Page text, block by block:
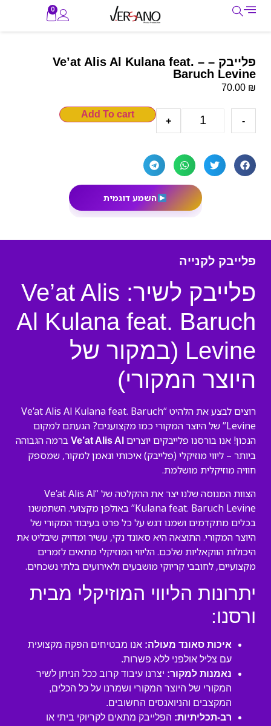
0
פלייבק – – Ve’at Alis Al Kulana feat.
Baruch Levine
70.00 ₪
-
+
Add To cart
השמע דוגמית
פלייבק לקנייה
פלייבק לשיר: Ve’at Alis
Al Kulana feat. Baruch
Levine (במקור של
היוצר המקורי)
רוצים לבצע את הלהיט “Ve’at Alis Al Kulana feat. Baruch
Levine” של היוצר המקורי כמו מקצוענים? הגעתם למקום
הנכון! אנו בורסנו פלייבקים יוצרים Ve’at Alis Al ברמה הגבוהה
ביותר – ליווי מוזיקלי (פלייבק) איכותי ונאמן למקור, שמספק
חוויה מוזיקלית מושלמת.
הצוות המנוסה שלנו יצר את ההקלטה של “Ve’at Alis Al
Kulana feat. Baruch Levine” באולפן מקצועי. השתמשנו
בכלים מתקדמים ושמנו דגש על כל פרט בעיבוד המקורי של
היוצר המקורי. התוצאה היא סאונד נקי, עשיר ומדויק שיבליט את
היכולות הווקאליות שלכם. הליווי המוזיקלי מתאים לזמרים
מקצועיים, לחובבי קריוקי מושבעים ולאירועים בלתי נשכחים.
יתרונות הליווי המוזיקלי מבית
ורסנו:
איכות סאונד מעולה: אנו מבטיחים הפקה מקצועית
עם צליל אולפני ללא פשרות.
נאמנות למקור: יצרנו עיבוד קרוב ככל הניתן לשיר
המקורי של היוצר המקורי ושמרנו על כל הכלים,
המקצבים והניואנסים החשובים.
רב-תכליתיות: הפלייבק מתאים לקריוקי ביתי או